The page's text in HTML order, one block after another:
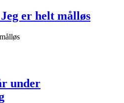
er helt målløs
under